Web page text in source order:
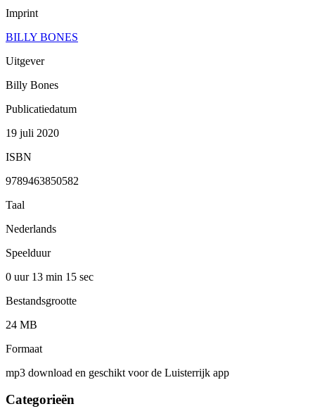
Imprint
BILLY BONES
Uitgever
Billy Bones
Publicatiedatum
19 juli 2020
ISBN
9789463850582
Taal
Nederlands
Speelduur
0 uur 13 min 15 sec
Bestandsgrootte
24 MB
Formaat
mp3 download en geschikt voor de Luisterrijk app
Categorieën